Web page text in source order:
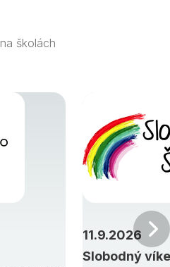
na školách
Slobodný
11.9.2026